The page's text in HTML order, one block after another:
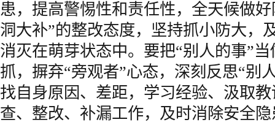
患，提高警惕性和责任性，全天候做
洞大补”的整改态度，坚持抓小防大，
消灭在萌芽状态中。要把“别人的事”当
抓，摒弃“旁观者”心态，深刻反思“别
找自身原因、差距，学习经验、汲取
查、整改、补漏工作，及时消除安全